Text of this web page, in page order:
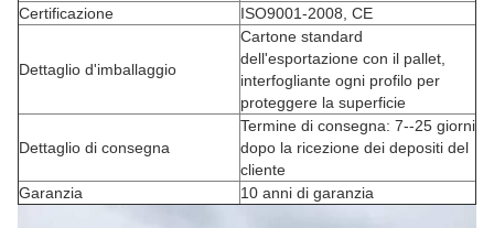
Certificazione
ISO9001-2008, CE
Dettaglio d'imballaggio
Cartone standard
dell'esportazione con il pallet,
interfogliante ogni profilo per
proteggere la superficie
Dettaglio di consegna
Termine di consegna: 7--25 giorni
dopo la ricezione dei depositi del
cliente
Garanzia
10 anni di garanzia